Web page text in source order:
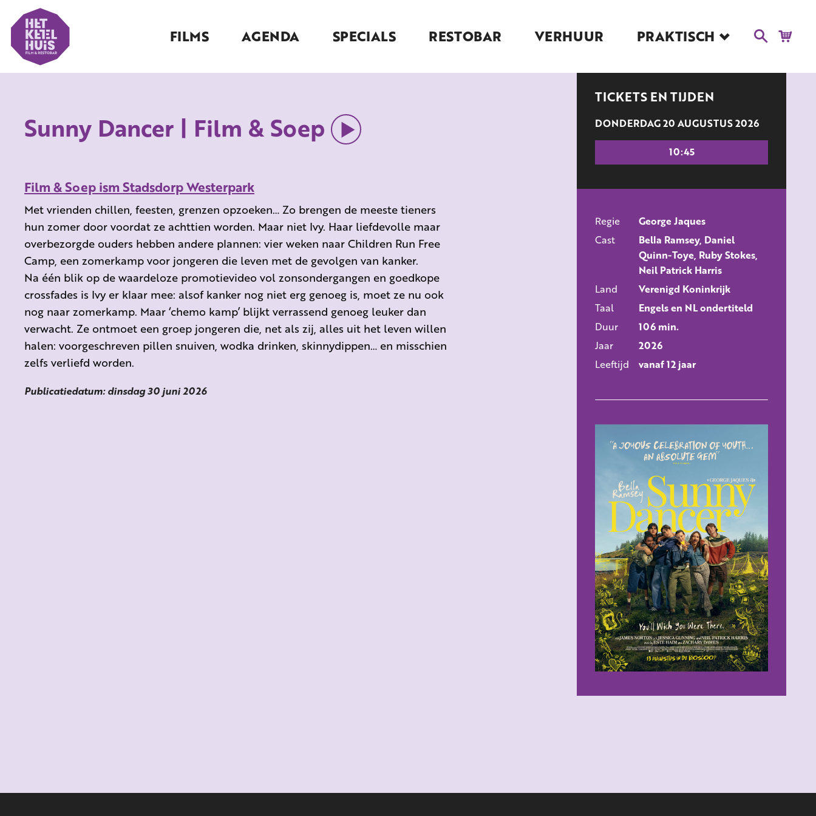
FILMS AGENDA SPECIALS RESTOBAR VERHUUR PRAKTISCH
Blog
Educatie
Kaartverkoop en
Tarieven
Over Het Ketelhuis
Vacatures
Sunny Dancer | Film & Soep
Film & Soep ism Stadsdorp Westerpark
Met vrienden chillen, feesten, grenzen opzoeken… Zo brengen de meeste tieners
hun zomer door voordat ze achttien worden. Maar niet Ivy. Haar liefdevolle maar
overbezorgde ouders hebben andere plannen: vier weken naar Children Run Free
Camp, een zomerkamp voor jongeren die leven met de gevolgen van kanker.
Na één blik op de waardeloze promotievideo vol zonsondergangen en goedkope
crossfades is Ivy er klaar mee: alsof kanker nog niet erg genoeg is, moet ze nu ook
nog naar zomerkamp. Maar ‘chemo kamp’ blijkt verrassend genoeg leuker dan
verwacht. Ze ontmoet een groep jongeren die, net als zij, alles uit het leven willen
halen: voorgeschreven pillen snuiven, wodka drinken, skinnydippen… en misschien
zelfs verliefd worden.
Publicatiedatum: dinsdag 30 juni 2026
TICKETS EN TIJDEN
DONDERDAG 20 AUGUSTUS 2026
10:45
ALLE FILMS
Regie
George Jaques
Cast
Bella Ramsey, Daniel
Quinn-Toye, Ruby Stokes,
Neil Patrick Harris
Land
Verenigd Koninkrijk
Taal
Engels en NL ondertiteld
Duur
106 min.
Jaar
2026
Leeftijd
vanaf 12 jaar